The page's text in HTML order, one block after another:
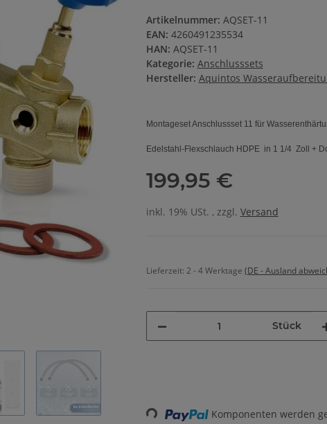
Artikelnummer: AQSET-11
EAN: 4260491235534
HAN: AQSET-11
Kategorie: Anschlusssets
Hersteller: Aquintos
Montageset Anschlussset 11 für
Edelstahl-Flexschlauch HDPE in 1 1/4 Zoll +
199,95 €
inkl. 19% USt. , zzgl. Versand
Lieferzeit: 2 - 4 Werktage (DE - Ausland
Stück
Loading... Komponenten werden